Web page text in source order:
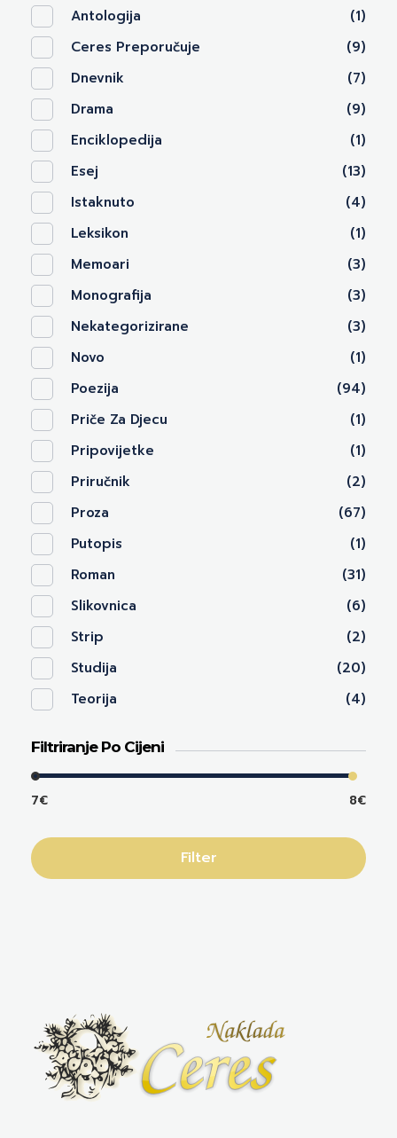
Antologija
(1)
Ceres Preporučuje
(9)
Dnevnik
(7)
Drama
(9)
Enciklopedija
(1)
Esej
(13)
Istaknuto
(4)
Leksikon
(1)
Memoari
(3)
Monografija
(3)
Nekategorizirane
(3)
Novo
(1)
Poezija
(94)
Priče Za Djecu
(1)
Pripovijetke
(1)
Priručnik
(2)
Proza
(67)
Putopis
(1)
Roman
(31)
Slikovnica
(6)
Strip
(2)
Studija
(20)
Teorija
(4)
Filtriranje Po Cijeni
7€ 8€
Filter